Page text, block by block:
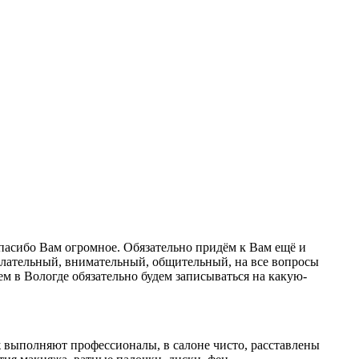
Вам огромное. Обязательно придём к Вам ещё и
внимательный, общительный, на все вопросы
Вологде обязательно будем записываться на какую-
профессионалы, в салоне чисто, расставлены